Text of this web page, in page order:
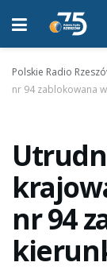
Polskie Radio
nr 94 zablokowana
nr 94